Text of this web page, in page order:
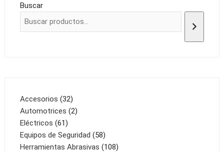
Buscar
Accesorios 3232
productos
Automotrices 22
Eléctricos 6161
productos
Equipos de Seguridad 5858
productos
Herramientas Abrasivas 108108